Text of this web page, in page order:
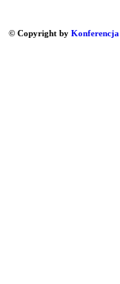
© Copyright by Konferencja